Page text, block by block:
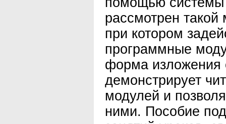
рассмотрен
при котором
программные
форма изложения
демонстрирует
модулей и
ними. Пособие